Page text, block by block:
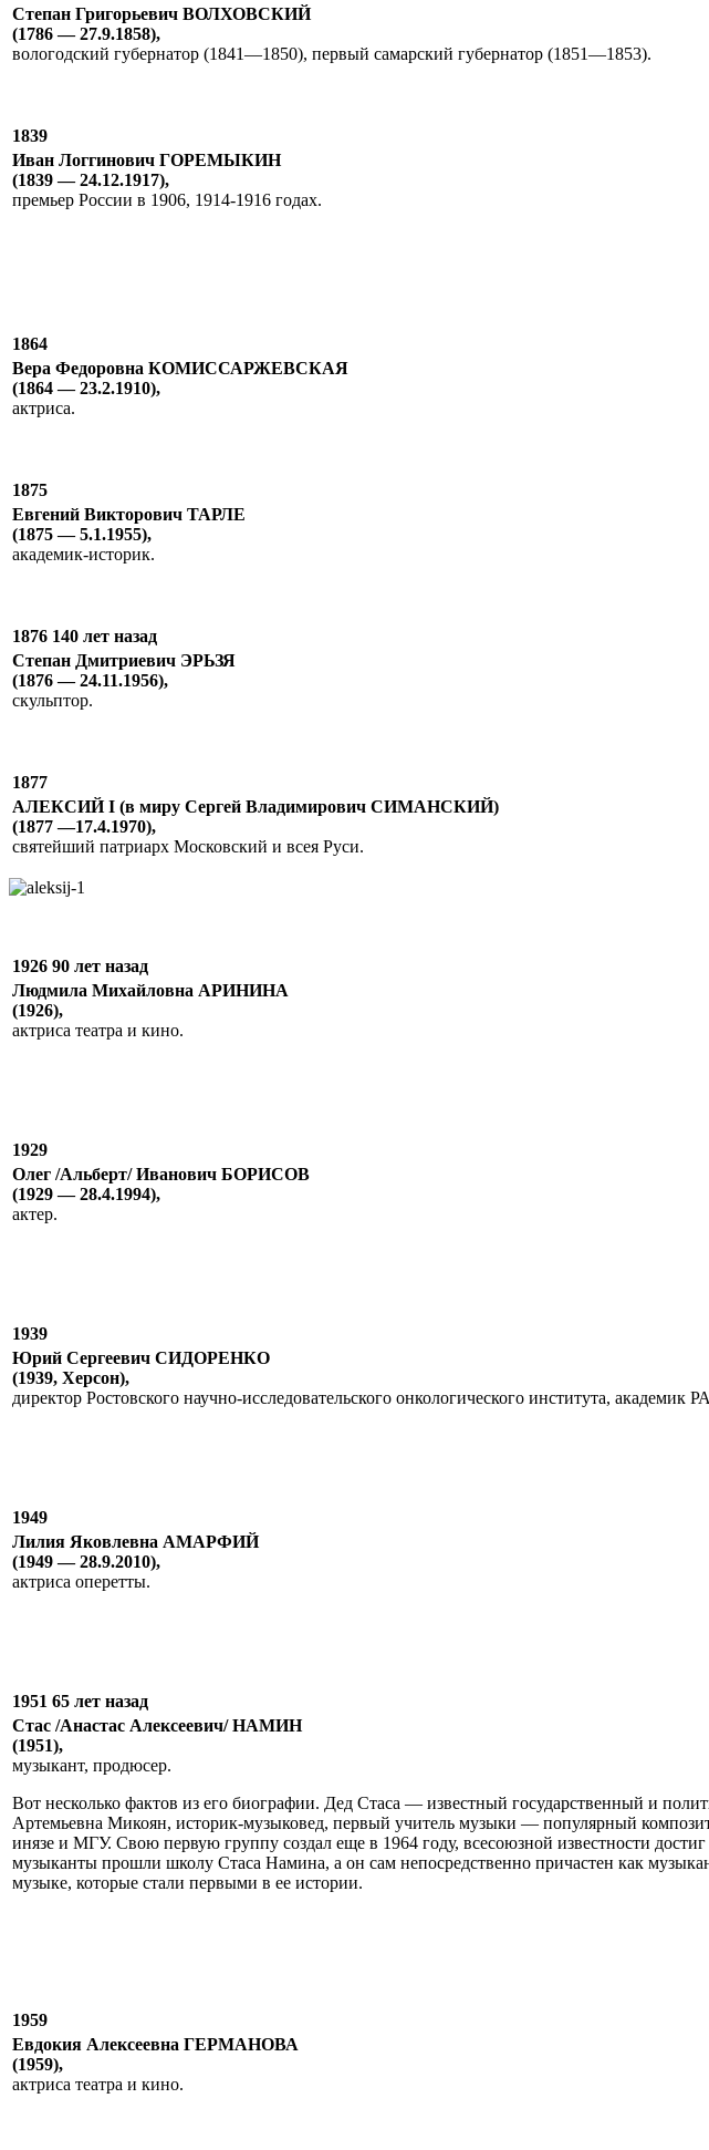
Степан Григорьевич ВОЛХОВСКИЙ
(1786 — 27.9.1858),
вологодский губернатор (1841—1850), первый самарский губернатор (1851—1853).
1839
Иван Логгинович ГОРЕМЫКИН
(1839 — 24.12.1917),
премьер России в 1906, 1914-1916 годах.
1864
Вера Федоровна КОМИССАРЖЕВСКАЯ
(1864 — 23.2.1910),
актриса.
1875
Евгений Викторович ТАРЛЕ
(1875 — 5.1.1955),
академик-историк.
1876 140 лет назад
Степан Дмитриевич ЭРЬЗЯ
(1876 — 24.11.1956),
скульптор.
1877
АЛЕКСИЙ I (в миру Сергей Владимирович СИМАНСКИЙ)
(1877 —17.4.1970),
святейший патриарх Московский и всея Руси.
1926 90 лет назад
Людмила Михайловна АРИНИНА
(1926),
актриса театра и кино.
1929
Олег /Альберт/ Иванович БОРИСОВ
(1929 — 28.4.1994),
актер.
1939
Юрий Сергеевич СИДОРЕНКО
(1939, Херсон),
директор Ростовского научно-исследовательского онкологического института, академик
1949
Лилия Яковлевна АМАРФИЙ
(1949 — 28.9.2010),
актриса оперетты.
1951 65 лет назад
Стас /Анастас Алексеевич/ НАМИН
(1951),
музыкант, продюсер.
Вот несколько фактов из его биографии. Дед Стаса — известный государственный и
Артемьевна Микоян, историк-музыковед, первый учитель музыки — популярный
инязе и МГУ. Свою первую группу создал еще в 1964 году, всесоюзной известности
музыканты прошли школу Стаса Намина, а он сам непосредственно причастен как
музыке, которые стали первыми в ее истории.
1959
Евдокия Алексеевна ГЕРМАНОВА
(1959),
актриса театра и кино.